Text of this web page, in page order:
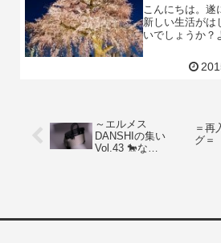
こんにちは。遂
新しい生活がは
いでしょうか？
でも本日入学式
いスーツ姿で緊
見かけました！
～エルメス
DANSHIの集い
Vol.43 🐎なか
＝再
グ＝